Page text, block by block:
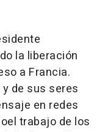
la liberación
a Francia.
de sus seres
en redes
trabajo de los